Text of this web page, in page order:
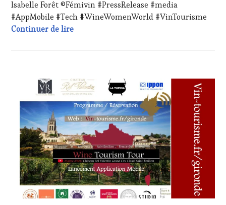
STREAMING,
MASTERCLASS,
OENOTOURISME,
TERROIR,
RESTAURATEUR,
CHEF,
CUISINIER,
ŒNOLOGUE,
SOMMELIER,
SALONS
INTERNATIONAUX,
TASTING
MOVIE,
VIGNOBLES,
WINE
Isabelle Forêt ©Fémivin #PressRelease #media
#AppMobile #Tech #WineWomenWorld #VinTourisme
Continuer de lireMembre d’honneur, Isabelle Forêt
DE
CONFORT,
CLUB
WINE
TASTING
VOUCHER,
CÔTES-
DE-
PROVENCE,